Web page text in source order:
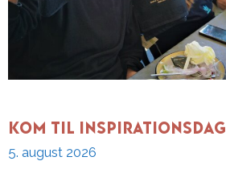
Kom til inspirationsdag
5. august 2026